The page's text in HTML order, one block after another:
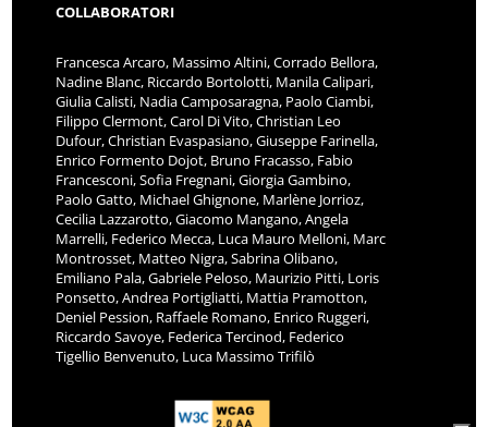
COLLABORATORI
Francesca Arcaro, Massimo Altini, Corrado Bellora,
Nadine Blanc, Riccardo Bortolotti, Manila Calipari,
Giulia Calisti, Nadia Camposaragna, Paolo Ciambi,
Filippo Clermont, Carol Di Vito, Christian Leo
Dufour, Christian Evaspasiano, Giuseppe Farinella,
Enrico Formento Dojot, Bruno Fracasso, Fabio
Francesconi, Sofia Fregnani, Giorgia Gambino,
Paolo Gatto, Michael Ghignone, Marlène Jorrioz,
Cecilia Lazzarotto, Giacomo Mangano, Angela
Marrelli, Federico Mecca, Luca Mauro Melloni, Marc
Montrosset, Matteo Nigra, Sabrina Olibano,
Emiliano Pala, Gabriele Peloso, Maurizio Pitti, Loris
Ponsetto, Andrea Portigliatti, Mattia Pramotton,
Deniel Pession, Raffaele Romano, Enrico Ruggeri,
Riccardo Savoye, Federica Tercinod, Federico
Tigellio Benvenuto, Luca Massimo Trifilò